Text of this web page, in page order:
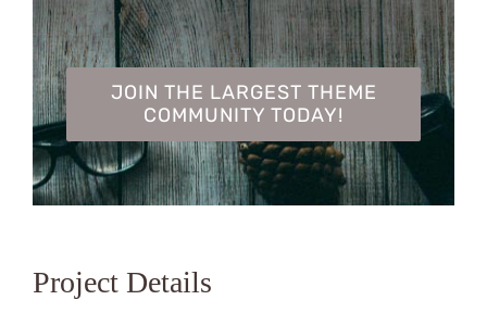
JOIN THE LARGEST THEME
COMMUNITY TODAY!
Project Details